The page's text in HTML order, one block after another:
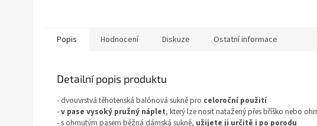
Popis Hodnocení Diskuze Ostatní informace
Detailní popis produktu
- dvouvrstvá těhotenská balónová sukně pro celoroční použití
-v pase vysoký pružný náplet, který lze nosit natažený přes bříško nebo
- s ohrnutým pasem běžná dámská sukně, užijete ji určitě i po porodu